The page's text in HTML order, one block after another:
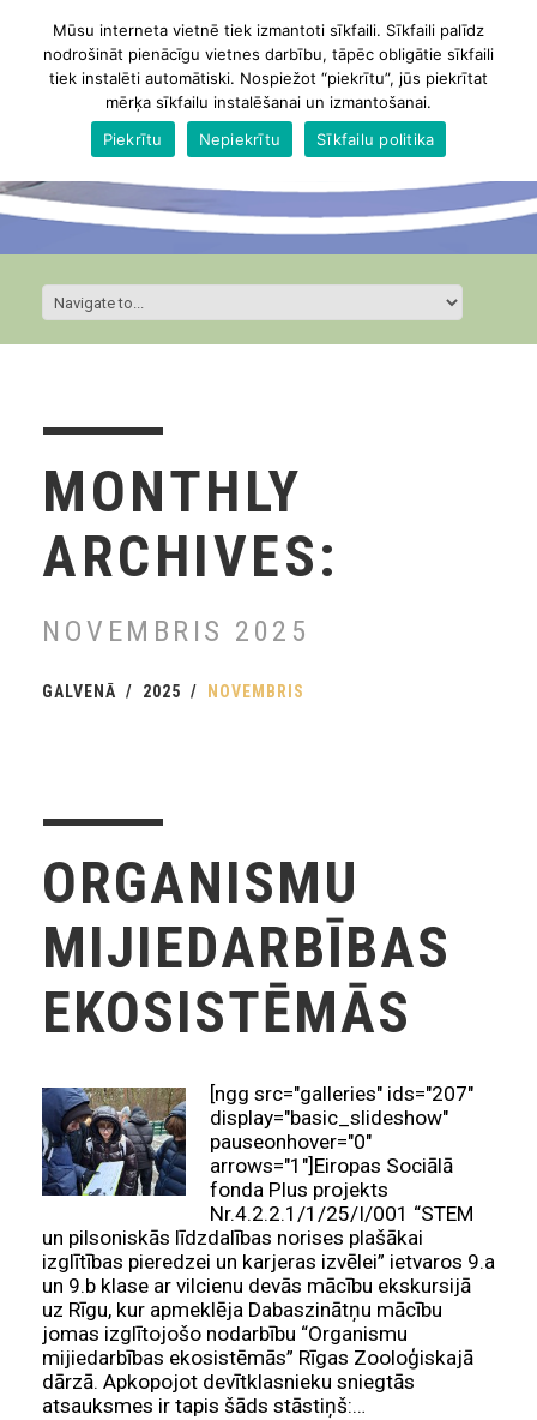
MONTHLY
ARCHIVES:
NOVEMBRIS 2025
GALVENĀ 2025 NOVEMBRIS
ORGANISMU
MIJIEDARBĪBAS
EKOSISTĒMĀS
[ngg src="galleries" ids="207"
display="basic_slideshow"
pauseonhover="0"
arrows="1"]Eiropas Sociālā
fonda Plus projekts
Nr.4.2.2.1/1/25/I/001 “STEM
un pilsoniskās līdzdalības norises plašākai
izglītības pieredzei un karjeras izvēlei” ietvaros 9.a
un 9.b klase ar vilcienu devās mācību ekskursijā
uz Rīgu, kur apmeklēja Dabaszinātņu mācību
jomas izglītojošo nodarbību “Organismu
mijiedarbības ekosistēmās” Rīgas Zooloģiskajā
dārzā. Apkopojot devītklasnieku sniegtās
atsauksmes ir tapis šāds stāstiņš:…
Mūsu interneta vietnē tiek izmantoti sīkfaili. Sīkfaili palīdz
nodrošināt pienācīgu vietnes darbību, tāpēc obligātie sīkfaili
tiek instalēti automātiski. Nospiežot “piekrītu”, jūs piekrītat
mērķa sīkfailu instalēšanai un izmantošanai.
Piekrītu
Nepiekrītu Sīkfailu politika